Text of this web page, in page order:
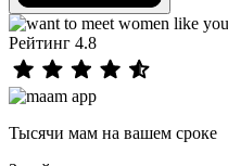
Рейтинг 4.8
Тысячи мам на вашем сроке